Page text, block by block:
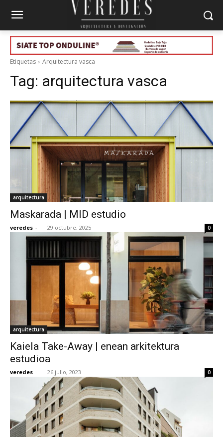
Etiquetas Arquitectura vasca
Tag: arquitectura vasca
arquitectura
Maskarada | MID estudio
veredes - 29 octubre, 2025 0
arquitectura
Kaiela Take-Away | enean arkitektura
estudioa
veredes - 26 julio, 2023 0